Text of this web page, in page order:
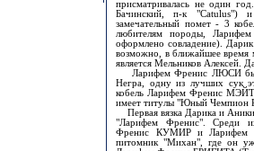
присматривалась не один
Бачинский, п-к "Catulus")
замечательный помет - 3
любителям породы,
оформлено совладение).
возможно, в ближайшее время
является Мельников Алексей.
Ларифем Френис ЛЮСИ была
Негра, одну из лучших сук
кобель Ларифем Френис
имеет титулы "Юный
Первая вязка Дарика и Аники
"Ларифем Френис". Среди
Френис КУМИР и Ларифем
питомник "Михан", где он